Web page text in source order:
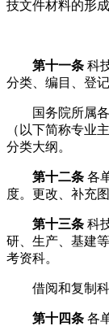
技文件材料的形
第十一条 科
分类、编目、登
国务院所属各
（以下简称专业
分类大纲。
第十二条 各
度。更改、补充
第十三条 科
研、生产、基建
考资科。
借阅和复制科
第十四条 各